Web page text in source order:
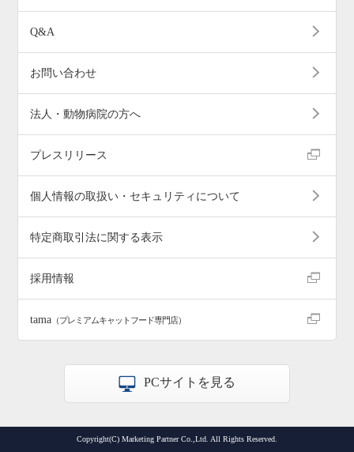
Q&A
お問い合わせ
法人・動物病院の方へ
プレスリリース
個人情報の取扱い・セキュリティについて
特定商取引法に関する表示
採用情報
tama （プレミアムキャットフード専門店）
PCサイトを見る
Copyright(C) Marketing Partner Co.,Ltd. All Rights Reserved.